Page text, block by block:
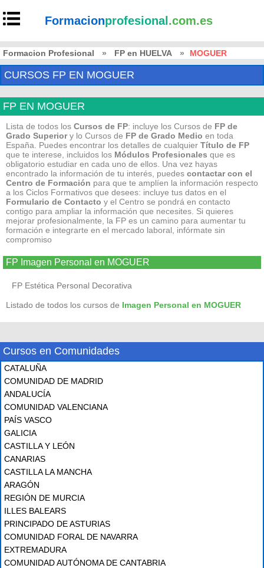
Formacionprofesional .com.es
Formacion Profesional » FP en HUELVA » MOGUER
CURSOS FP EN MOGUER
FP EN MOGUER
Lista de todos los Cursos de FP: incluye los Cursos de FP de
Grado Superiory lo Cursos de FP de Grado Medio en toda
España. Puedes encontrar los detalles de cualquier Título de FP
que te interese, incluidos los Módulos Profesionales que es
obligatorio estudiar en cada uno de ellos. Una vez hayas
encontrado la información de tu interés, puedes contactar con el
Centro de Formación para que te amplíen la información respecto
a los Ciclos Formativos que desees: incluye tus datos en el
Formulario de Contacto y el Centro se pondrá en contacto
contigo para ampliar la información que necesites. Si quieres
mejorar profesionalmente, la FP es un camino para aumentar tu
formación e integrarte en el mercado laboral, infórmate sin
compromiso
FP Imagen Personal en MOGUER
FP Estética Personal Decorativa
Listado de todos los cursos de Imagen Personal en MOGUER
Cursos en Comunidades
CATALUÑA
COMUNIDAD DE MADRID
ANDALUCÍA
COMUNIDAD VALENCIANA
PAÍS VASCO
GALICIA
CASTILLA Y LEÓN
CANARIAS
CASTILLA LA MANCHA
ARAGÓN
REGIÓN DE MURCIA
ILLES BALEARS
PRINCIPADO DE ASTURIAS
COMUNIDAD FORAL DE NAVARRA
EXTREMADURA
COMUNIDAD AUTÓNOMA DE CANTABRIA